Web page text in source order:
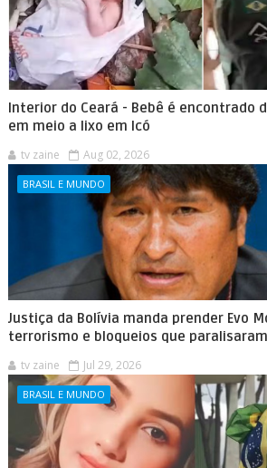
Interior do Ceará - Bebê é encontrado
em meio a lixo em Icó
tv zaine Aug 02, 2026
BRASIL E MUNDO
Justiça da Bolívia manda prender Evo
terrorismo e bloqueios que
tv zaine Jul 29, 2026
BRASIL E MUNDO